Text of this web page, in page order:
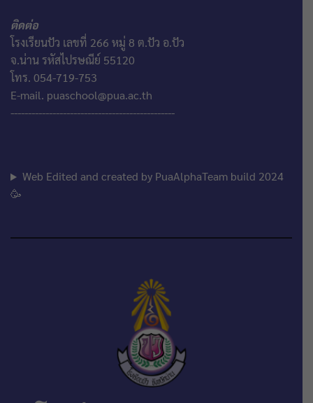
ติดต่อ
โรงเรียนปัว เลขที่ 266 หมู่ 8 ต.ปัว อ.ปัว
จ.น่าน รหัสไปรษณีย์ 55120
โทร. 054-719-753
E-mail. puaschool@pua.ac.th
-----------------------------------------------
Web Edited and created by PuaAlphaTeam build 2024
🥳